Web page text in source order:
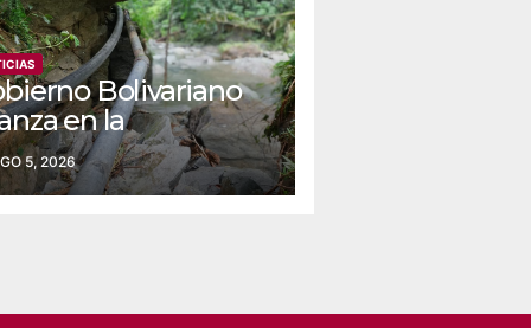
Bolivariano
en la
del
Las Lajas
5, 2026